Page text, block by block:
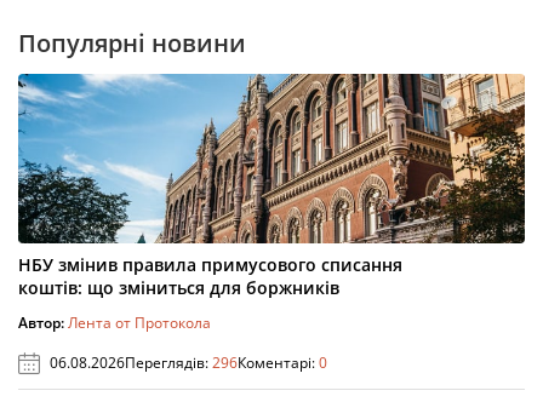
Популярні новини
НБУ змінив правила примусового списання
коштів: що зміниться для боржників
Автор:Лента от Протокола
06.08.2026Переглядів:296Коментарі:0